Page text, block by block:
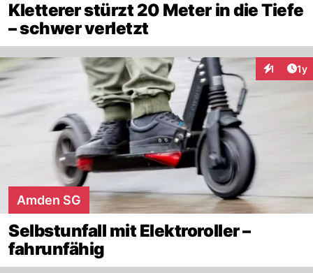
Kletterer stürzt 20 Meter in die Tiefe
– schwer verletzt
1 1y
Amden SG
Selbstunfall mit Elektroroller –
fahrunfähig